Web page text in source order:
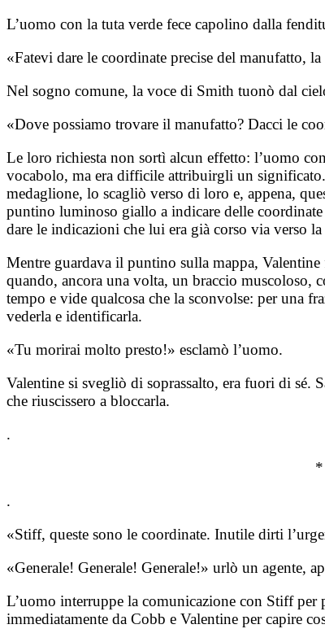
L’uomo con la tuta verde fece capolino dalla
«Fatevi dare le coordinate precise del manufatto,
Nel sogno comune, la voce di Smith tuonò dal
«Dove possiamo trovare il manufatto? Dacci le
Le loro richiesta non sortì alcun effetto: l’uomo
vocabolo, ma era difficile attribuirgli un
medaglione, lo scagliò verso di loro e, appena,
puntino luminoso giallo a indicare delle
dare le indicazioni che lui era già corso via verso
Mentre guardava il puntino sulla mappa,
quando, ancora una volta, un braccio muscoloso,
tempo e vide qualcosa che la sconvolse: per una
vederla e identificarla.
«Tu morirai molto presto!» esclamò l’uomo.
Valentine si svegliò di soprassalto, era fuori di
che riuscissero a bloccarla.
.
* *
.
«Stiff, queste sono le coordinate. Inutile dirti
«Generale! Generale! Generale!» urlò un agente,
L’uomo interruppe la comunicazione con Stiff per
immediatamente da Cobb e Valentine per capire